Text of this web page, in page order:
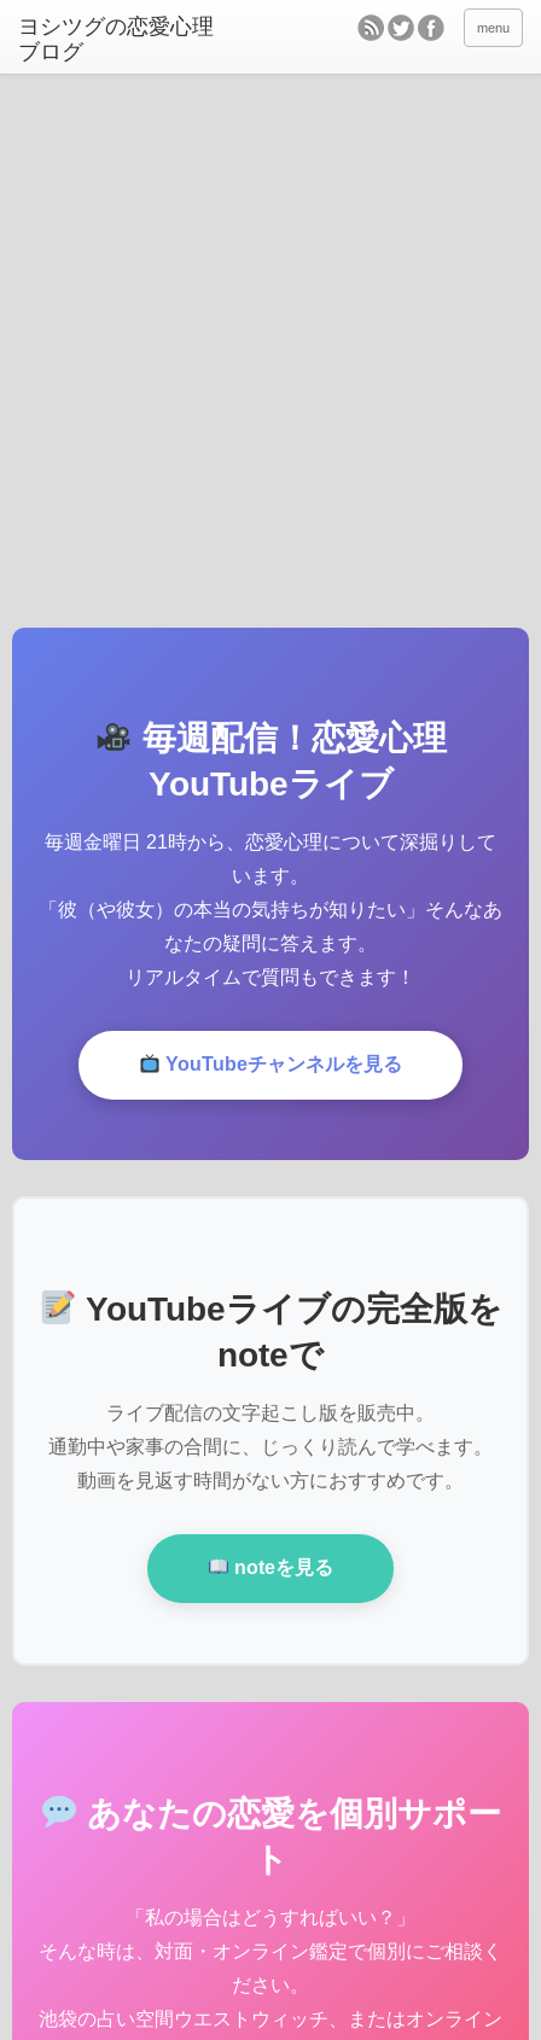
ヨシツグの恋愛心理
ブログ
menu
毎週配信！恋愛心理
YouTubeライブ
毎週金曜日 21時から、恋愛心理について深掘りして
います。
「彼（や彼女）の本当の気持ちが知りたい」そんなあ
なたの疑問に答えます。
リアルタイムで質問もできます！
YouTubeチャンネルを見る
YouTubeライブの完全版を
noteで
ライブ配信の文字起こし版を販売中。
通勤中や家事の合間に、じっくり読んで学べます。
動画を見返す時間がない方におすすめです。
noteを見る
あなたの恋愛を個別サポー
ト
「私の場合はどうすればいい？」
そんな時は、対面・オンライン鑑定で個別にご相談く
ださい。
池袋の占い空間ウエストウィッチ、またはオンライン